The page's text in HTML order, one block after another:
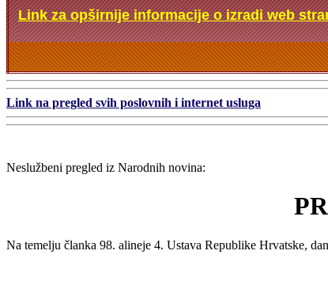
Link za opširnije informacije o izradi web
Link na pregled svih poslovnih i internet usluga
Neslužbeni pregled iz Narodnih novina:
Na temelju članka 98. alineje 4. Ustava Republike Hrvatske,